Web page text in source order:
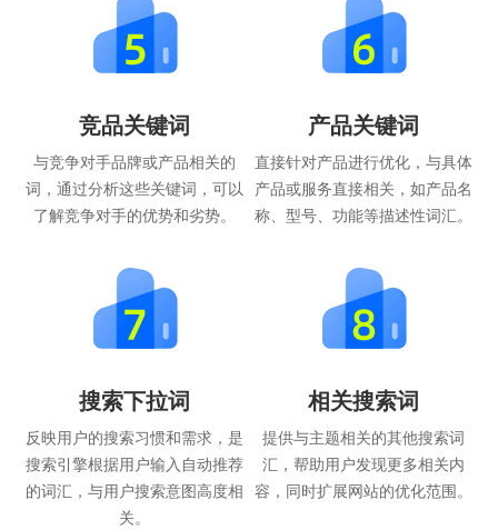
竞品关键词
与竞争对手品牌或产品相关的
词，通过分析这些关键词，可以
了解竞争对手的优势和劣势。
产品关键词
直接针对产品进行优化，与具体
产品或服务直接相关，如产品名
称、型号、功能等描述性词汇。
搜索下拉词
反映用户的搜索习惯和需求，是
搜索引擎根据用户输入自动推荐
的词汇，与用户搜索意图高度相
关。
相关搜索词
提供与主题相关的其他搜索词
汇，帮助用户发现更多相关内
容，同时扩展网站的优化范围。